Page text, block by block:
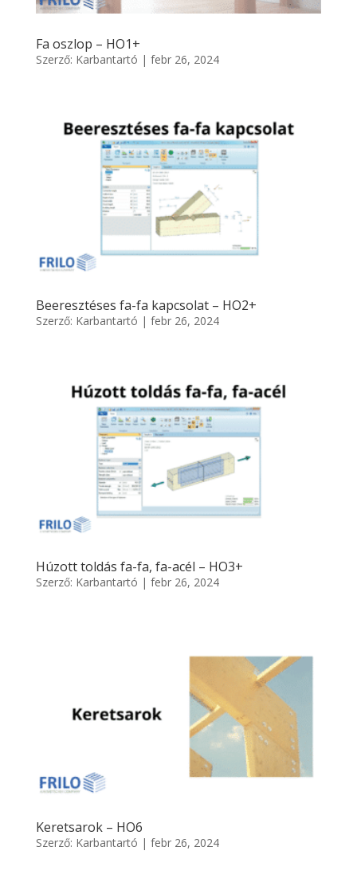
Fa oszlop – HO1+
Szerző: Karbantartó | febr 26, 2024
Beeresztéses fa-fa kapcsolat – HO2+
Szerző: Karbantartó | febr 26, 2024
Húzott toldás fa-fa, fa-acél – HO3+
Szerző: Karbantartó | febr 26, 2024
Keretsarok – HO6
Szerző: Karbantartó | febr 26, 2024